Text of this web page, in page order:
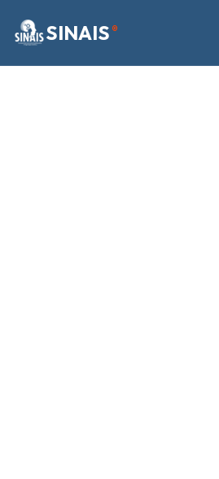
SINAIS ®